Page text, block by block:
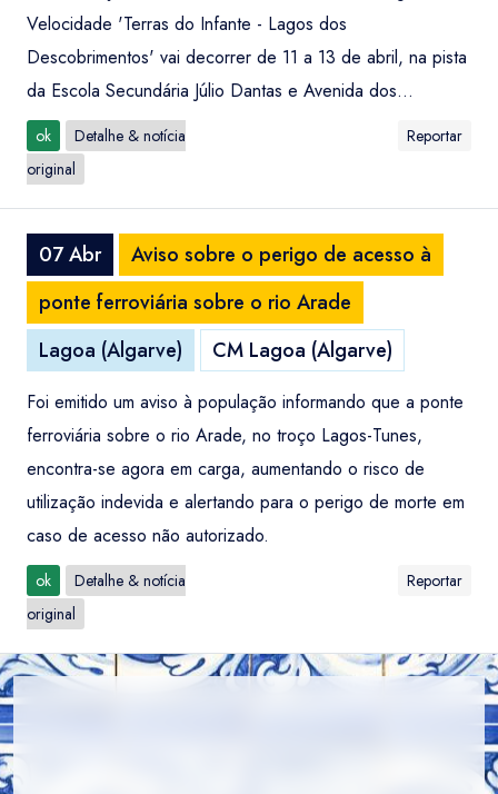
Velocidade 'Terras do Infante - Lagos dos
Descobrimentos' vai decorrer de 11 a 13 de abril, na pista
da Escola Secundária Júlio Dantas e Avenida dos...
ok
Detalhe & notícia
original
Reportar
07 Abr
Aviso sobre o perigo de acesso à
ponte ferroviária sobre o rio Arade
Lagoa (Algarve)
CM Lagoa (Algarve)
Foi emitido um aviso à população informando que a ponte
ferroviária sobre o rio Arade, no troço Lagos-Tunes,
encontra-se agora em carga, aumentando o risco de
utilização indevida e alertando para o perigo de morte em
caso de acesso não autorizado.
ok
Detalhe & notícia
original
Reportar